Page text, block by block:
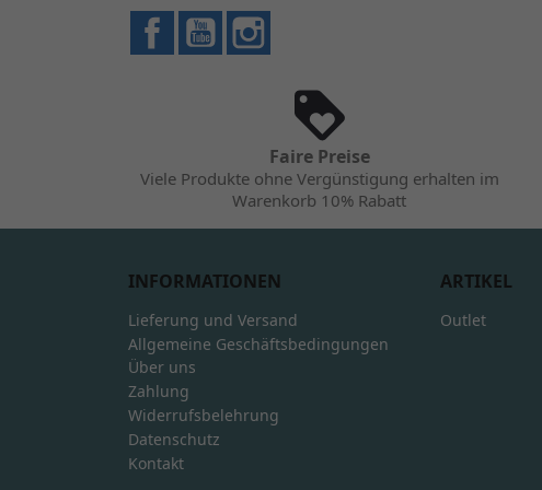
FacebookYouTube
Faire Preise
Viele Produkte ohne Vergünstigung erhalten im
Warenkorb 10% Rabatt
INFORMATIONEN
Lieferung und Versand
Allgemeine Geschäftsbedingungen
Über uns
Zahlung
Widerrufsbelehrung
Datenschutz
Kontakt
ARTIKEL
Outlet